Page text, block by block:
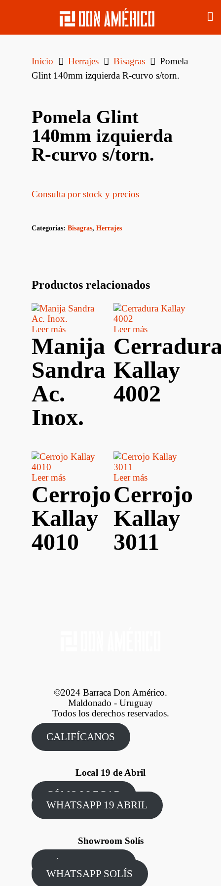
Inicio Herrajes Bisagras
Pomela
Glint 140mm izquierda R-curvo s/torn.
Pomela Glint
140mm izquierda
R-curvo s/torn.
Consulta por stock y precios
Categorías: Bisagras, Herrajes
Productos relacionados
Leer más
Manija
Sandra
Ac.
Inox.
Leer más
Kallay
4002
Leer más
Cerrojo
Kallay
4010
Leer más
Cerrojo
Kallay
3011
©2024 Barraca Don Américo.
Maldonado - Uruguay
Todos los derechos reservados.
CALIFÍCANOS
Local 19 de Abril
CÓMO LLEGAR
WHATSAPP 19 ABRIL
Showroom Solís
CÓMO LLEGAR
WHATSAPP SOLÍS